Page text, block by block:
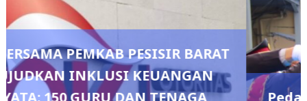
Pedang Pora Sambut Kombes Herbin